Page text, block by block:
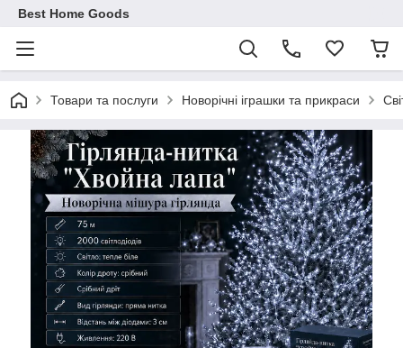
Best Home Goods
Товари та послуги Новорічні іграшки та прикраси